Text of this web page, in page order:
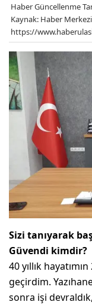
Haber Güncellenme
Kaynak: Haber Merkezi
https://
Sizi tanıyarak
Güvendi kimdir?
40 yıllık
geçirdim.
sonra işi